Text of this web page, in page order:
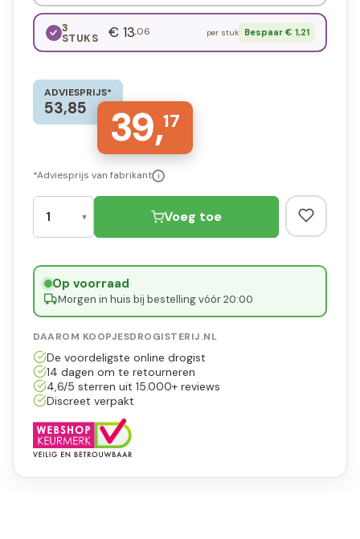
3
STUKS € 13,06 per stuk Bespaar € 1,21
ADVIESPRIJS*
53,85 39,17
*Adviesprijs van fabrikant i
Voeg toe
Op voorraad·
Morgen in huis bij bestelling vóór 20:00
DAAROM KOOPJESDROGISTERIJ.NL
De voordeligste online drogist
14 dagen om te retourneren
4,6/5 sterren uit 15.000+ reviews
Discreet verpakt